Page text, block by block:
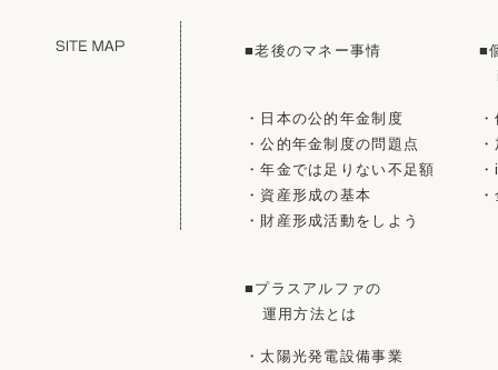
■老後のマネー事情
・日本の公的年金制度
・公的年金制度の問題点
・年金では足りない不足額
・資産形成の基本
・財産形成活動をしよう
■
■プラスアルファの
運用方法とは
・太陽光発電設備事業